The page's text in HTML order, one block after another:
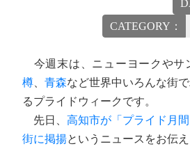
CATEGORY：
今週末は、ニューヨークやサ
樽
青森など世界中いろんな街
るプライドウィークです。
先日、 高知市が「プライド月
街に掲揚というニュースをお伝